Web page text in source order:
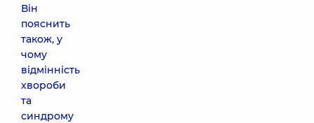
Він
пояснить
також, у
чому
відмінність
хвороби
та
синдрому